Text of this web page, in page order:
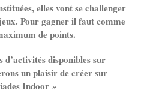
elles vont se challenger
Pour gagner il faut comme
de points.
d’activités disponibles sur
un plaisir de créer sur
Indoor »